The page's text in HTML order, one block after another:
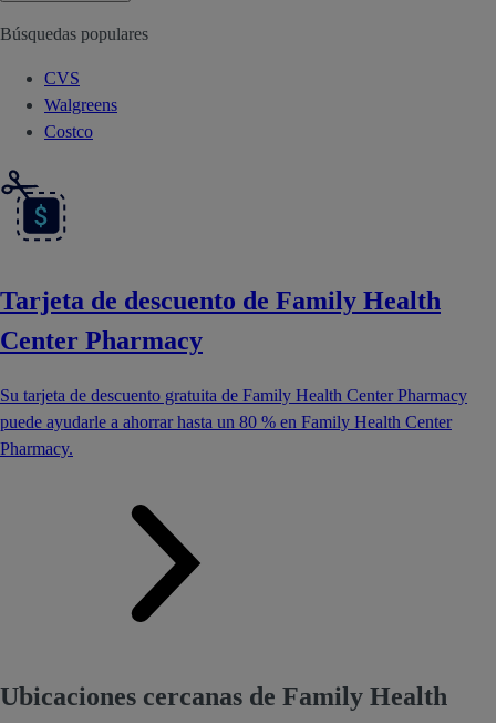
Búsquedas populares
CVS
Walgreens
Costco
Tarjeta de descuento de Family Health
Center Pharmacy
Su tarjeta de descuento gratuita de Family Health Center Pharmacy
puede ayudarle a ahorrar hasta un 80 % en Family Health Center
Pharmacy.
Ubicaciones cercanas de Family Health